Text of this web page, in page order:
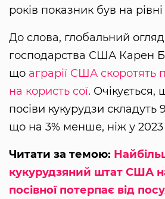
років показник був на рівні
До слова, глобальний
господарства США Карен
що аграрії США скоротять
на користь сої. Очікується,
посіви кукурудзи складуть
що на 3% менше, ніж у 2023
Читати за темою:
кукурудзяний штат США
посівної потерпає від